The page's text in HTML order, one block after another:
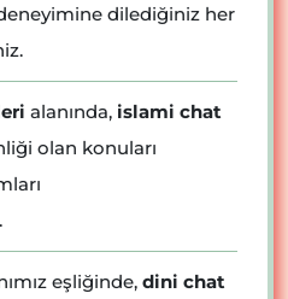
dilediğiniz her
alanında, islami chat
olan konuları
eşliğinde, dini chat